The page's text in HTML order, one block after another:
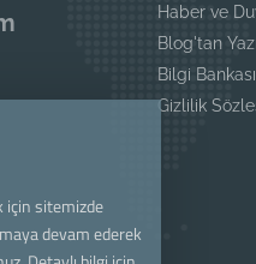
Haber ve
Blog'tan
Bilgi Bankası
Gizlilik
için sitemizde
devam ederek